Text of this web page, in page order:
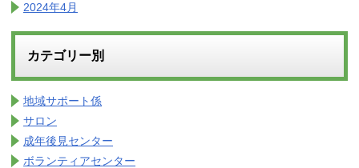
2024年4月
カテゴリー別
地域サポート係
サロン
成年後見センター
ボランティアセンター